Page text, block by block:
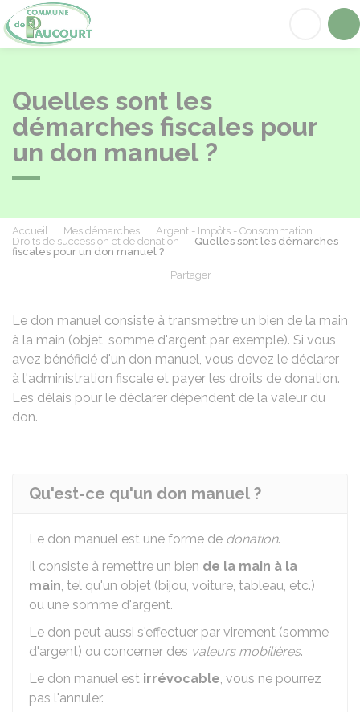
Quelles sont les
démarches fiscales pour
un don manuel ?
Accueil Mes démarches
Argent - Impôts - Consommation
Droits de succession et de donation
Quelles sont les démarches
fiscales pour un don manuel ?
Partager
Le don manuel consiste à transmettre un bien de la main
à la main (objet, somme d'argent par exemple). Si vous
avez bénéficié d'un don manuel, vous devez le déclarer
à l'administration fiscale et payer les droits de donation.
Les délais pour le déclarer dépendent de la valeur du
don.
Qu'est-ce qu'un don manuel ?
Le don manuel est une forme de donation.
Il consiste à remettre un bien de la main à la
main, tel qu'un objet (bijou, voiture, tableau, etc.)
ou une somme d'argent.
Le don peut aussi s'effectuer par virement (somme
d'argent) ou concerner des valeurs mobilières.
Le don manuel est irrévocable, vous ne pourrez
pas l'annuler.